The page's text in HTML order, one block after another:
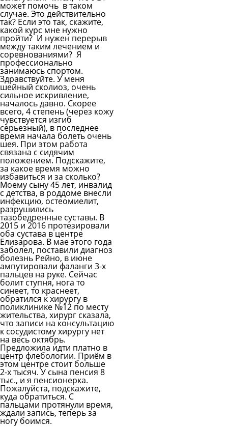
может помочь в таком
случае. Это действительно
так? Если это так, скажите,
какой курс мне нужно
пройти? И нужен перерыв
между таким лечением и
соревнованиями? Я
профессионально
занимаюсь спортом.
Здравствуйте. У меня
шейный сколиоз, очень
сильное искривление,
началось давно. Скорее
всего, 4 степень (через кожу
чувствуется изгиб
серьезный), в последнее
время начала болеть очень
шея. При этом работа
связана с сидячим
положением. Подскажите,
за какое время можно
избавиться и за сколько?
Моему сыну 45 лет, инвалид
с детства, в роддоме внесли
инфекцию, остеомиелит,
разрушились
тазобедренные суставы. В
2015 и 2016 протезировали
оба сустава в центре
Елизарова. В мае этого года
заболел, поставили диагноз
болезнь Рейно, в июне
ампутировали фаланги 3-х
пальцев на руке. Сейчас
болит ступня, нога то
синеет, то краснеет,
обратился к хирургу в
поликлинике №12 по месту
жительства, хирург сказала,
что записи на консультацию
к сосудистому хирургу нет
на весь октябрь.
Предложила идти платно в
центр флебологии. Приём в
этом центре стоит больше
2-х тысяч. У сына пенсия 8
тыс., и я пенсионерка.
Пожалуйста, подскажите,
куда обратиться. С
пальцами протянули время,
ждали запись, теперь за
ногу боимся.